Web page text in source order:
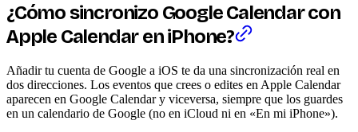
¿Cómo sincronizo Google Calendar con
Apple Calendar en iPhone?
Añadir tu cuenta de Google a iOS te da una sincronización real en
dos direcciones. Los eventos que crees o edites en Apple Calendar
aparecen en Google Calendar y viceversa, siempre que los guardes
en un calendario de Google (no en iCloud ni en «En mi iPhone»).